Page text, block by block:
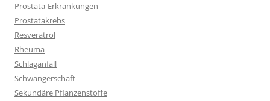
Prostata-Erkrankungen
Prostatakrebs
Resveratrol
Rheuma
Schlaganfall
Schwangerschaft
Sekundäre Pflanzenstoffe